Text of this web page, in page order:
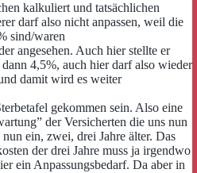
kalkuliert und tatsächlichen
darf also nicht anpassen, weil die
sind/waren
angesehen. Auch hier stellte er
4,5%, auch hier darf also wieder
damit wird es weiter
gekommen sein. Also eine
der Versicherten die uns nun
ein, zwei, drei Jahre älter. Das
der drei Jahre muss ja irgendwo
ein Anpassungsbedarf. Da aber in